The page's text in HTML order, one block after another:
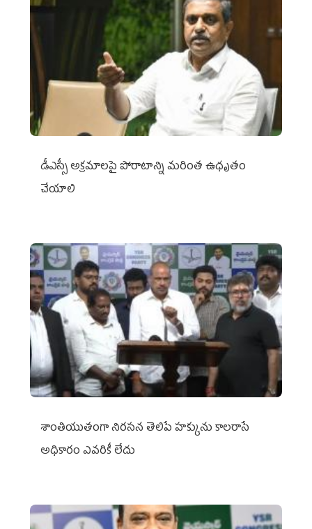
డీఎస్సీ అక్రమాలపై పోరాటాన్ని మరింత ఉధృతం
చేయాలి
శాంతియుతంగా నిరసన తెలిపే హక్కును కాలరాసే
అధికారం ఎవరికీ లేదు